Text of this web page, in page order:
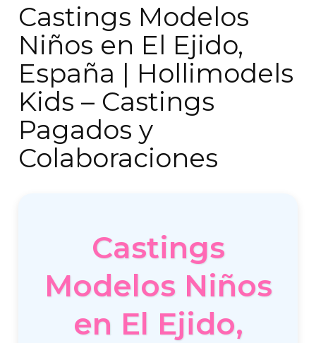
Castings Modelos
Niños en El Ejido,
España | Hollimodels
Kids – Castings
Pagados y
Colaboraciones
Castings
Modelos Niños
en El Ejido,